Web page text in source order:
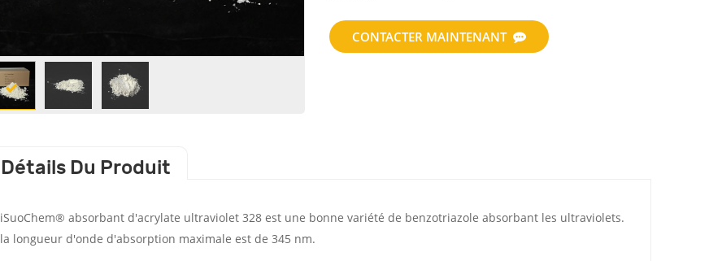
CONTACTER MAINTENANT
Détails Du Produit
iSuoChem® absorbant d'acrylate ultraviolet 328estune bonne variété de benzotriazole absorbant les ultraviolets.
la longueur d'onde d'absorption maximale est de 345 nm.